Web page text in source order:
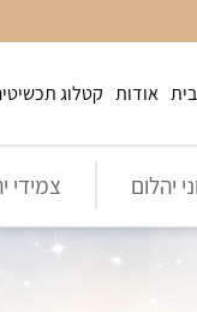
בית אודות קטלוג
יהלום צמידי